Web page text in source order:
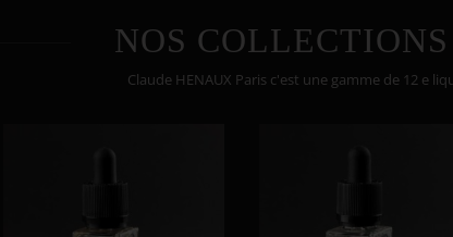
NOS
Claude HENAUX Paris c'est une gamme de 12 e